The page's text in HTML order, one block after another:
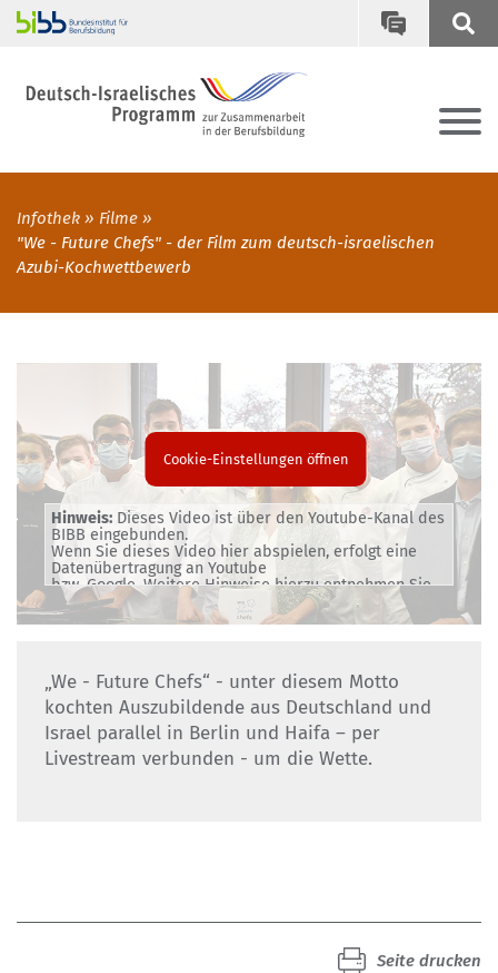
Infothek
Filme
"We - Future Chefs" - der Film zum deutsch-israelischen
Azubi-Kochwettbewerb
Cookie-Einstellungen öffnen
Hinweis: Dieses Video ist über den Youtube-Kanal des
BIBB eingebunden.
Wenn Sie dieses Video hier abspielen, erfolgt eine
Datenübertragung an Youtube
bzw. Google. Weitere Hinweise hierzu entnehmen Sie
bitte unserer
Datenschutzerklärung.
„We - Future Chefs“ - unter diesem Motto
kochten Auszubildende aus Deutschland und
Israel parallel in Berlin und Haifa – per
Livestream verbunden - um die Wette.
Seite drucken